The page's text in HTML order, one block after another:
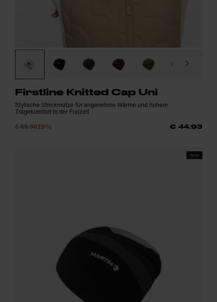
Firstline Knitted Cap Uni
Stylische Strickmütze für angenehme Wärme und hohem
Tragekomfort in der Freizeit
€ 59.9025% € 44.93
FW25